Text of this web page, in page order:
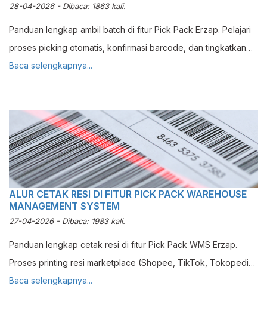
28-04-2026 - Dibaca: 1863 kali.
Panduan lengkap ambil batch di fitur Pick Pack Erzap. Pelajari
proses picking otomatis, konfirmasi barcode, dan tingkatkan
efisiensi warehouse management system.
Baca selengkapnya...
ALUR CETAK RESI DI FITUR PICK PACK WAREHOUSE
MANAGEMENT SYSTEM
27-04-2026 - Dibaca: 1983 kali.
Panduan lengkap cetak resi di fitur Pick Pack WMS Erzap.
Proses printing resi marketplace (Shopee, TikTok, Tokopedia)
terintegrasi dalam satu dashboard.
Baca selengkapnya...